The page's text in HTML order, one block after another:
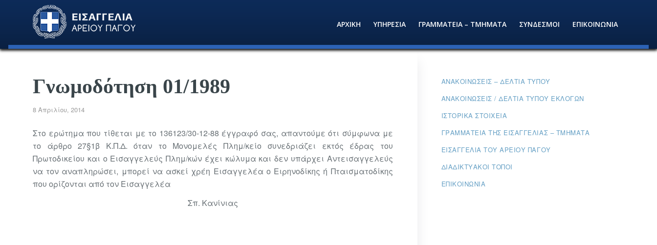
ΑΡΧΙΚΗ ΥΠΗΡΕΣΙΑ ΓΡΑΜΜΑΤΕΙΑ – ΤΜΗΜΑΤΑ ΣΥΝΔΕΣΜΟΙ ΕΠΙΚΟΙΝΩΝΙΑ
Γνωμοδότηση 01/1989
8 Απριλίου, 2014
Στο ερώτημα που τίθεται με το 136123/30-12-88 έγγραφό σας, απαντούμε ότι σύμφωνα με
το άρθρο 27§1β Κ.Π.Δ. όταν το Μονομελές Πλημ/κείο συνεδριάζει εκτός έδρας του
Πρωτοδικείου και ο Εισαγγελεύς Πλημ/κών έχει κώλυμα και δεν υπάρχει Αντεισαγγελεύς
να τον αναπληρώσει, μπορεί να ασκεί χρέη Εισαγγελέα ο Ειρηνοδίκης ή Πταισματοδίκης
που ορίζονται από τον Εισαγγελέα
Σπ. Κανίνιας
ΑΝΑΚΟΙΝΏΣΕΙΣ – ΔΕΛΤΊΑ ΤΎΠΟΥ
ΑΝΑΚΟΙΝΏΣΕΙΣ / ΔΕΛΤΊΑ ΤΎΠΟΥ ΕΚΛΟΓΏΝ
ΙΣΤΟΡΙΚΆ ΣΤΟΙΧΕΊΑ
ΓΡΑΜΜΑΤΕΊΑ ΤΗΣ ΕΙΣΑΓΓΕΛΊΑΣ – ΤΜΉΜΑΤΑ
ΕΙΣΑΓΓΕΛΊΑ ΤΟΥ ΑΡΕΊΟΥ ΠΆΓΟΥ
ΔΙΑΔΙΚΤΥΑΚΟΊ ΤΌΠΟΙ
ΕΠΙΚΟΙΝΩΝΊΑ